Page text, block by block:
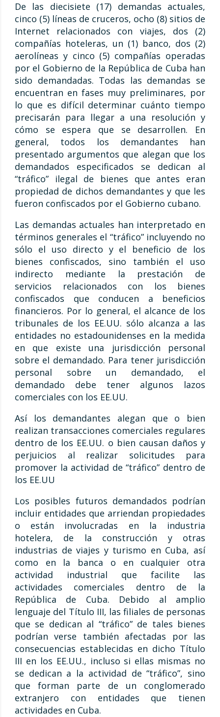
De las diecisiete (17) demandas actuales,
cinco (5) líneas de cruceros, ocho (8) sitios de
Internet relacionados con viajes, dos (2)
compañías hoteleras, un (1) banco, dos (2)
aerolíneas y cinco (5) compañías operadas
por el Gobierno de la República de Cuba han
sido demandadas. Todas las demandas se
encuentran en fases muy preliminares, por
lo que es difícil determinar cuánto tiempo
precisarán para llegar a una resolución y
cómo se espera que se desarrollen. En
general, todos los demandantes han
presentado argumentos que alegan que los
demandados especificados se dedican al
“tráfico” ilegal de bienes que antes eran
propiedad de dichos demandantes y que les
fueron confiscados por el Gobierno cubano.
Las demandas actuales han interpretado en
términos generales el “tráfico” incluyendo no
sólo el uso directo y el beneficio de los
bienes confiscados, sino también el uso
indirecto mediante la prestación de
servicios relacionados con los bienes
confiscados que conducen a beneficios
financieros. Por lo general, el alcance de los
tribunales de los EE.UU. sólo alcanza a las
entidades no estadounidenses en la medida
en que existe una jurisdicción personal
sobre el demandado. Para tener jurisdicción
personal sobre un demandado, el
demandado debe tener algunos lazos
comerciales con los EE.UU.
Así los demandantes alegan que o bien
realizan transacciones comerciales regulares
dentro de los EE.UU. o bien causan daños y
perjuicios al realizar solicitudes para
promover la actividad de “tráfico” dentro de
los EE.UU
Los posibles futuros demandados podrían
incluir entidades que arriendan propiedades
o están involucradas en la industria
hotelera, de la construcción y otras
industrias de viajes y turismo en Cuba, así
como en la banca o en cualquier otra
actividad industrial que facilite las
actividades comerciales dentro de la
República de Cuba. Debido al amplio
lenguaje del Título III, las filiales de personas
que se dedican al “tráfico” de tales bienes
podrían verse también afectadas por las
consecuencias establecidas en dicho Título
III en los EE.UU., incluso si ellas mismas no
se dedican a la actividad de “tráfico”, sino
que forman parte de un conglomerado
extranjero con entidades que tienen
actividades en Cuba.